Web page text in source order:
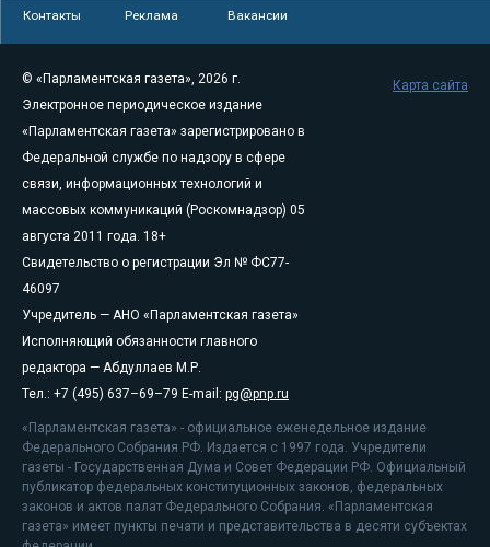
Контакты Реклама Вакансии
© «Парламентская газета», 2026 г.
Электронное периодическое издание
«Парламентская газета» зарегистрировано в
Федеральной службе по надзору в сфере
связи, информационных технологий и
массовых коммуникаций (Роскомнадзор) 05
августа 2011 года. 18+
Свидетельство о регистрации Эл № ФС77-
46097
Учредитель — АНО «Парламентская газета»
Исполняющий обязанности главного
редактора — Абдуллаев М.Р.
Тел.: +7 (495) 637–69–79 E-mail: pg@pnp.ru
«Парламентская газета» - официальное еженедельное издание
Федерального Собрания РФ. Издается с 1997 года. Учредители
газеты - Государственная Дума и Совет Федерации РФ. Официальный
публикатор федеральных конституционных законов, федеральных
законов и актов палат Федерального Собрания. «Парламентская
газета» имеет пункты печати и представительства в десяти субъектах
Карта сайта